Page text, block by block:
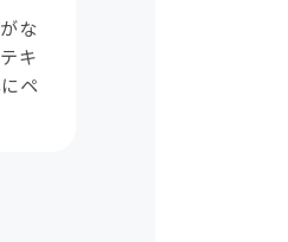
な
キ
ペ